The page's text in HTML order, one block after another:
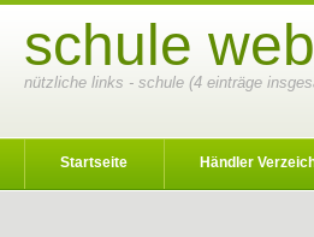
schule
nützliche links - schule (4 einträge
Startseite Händler